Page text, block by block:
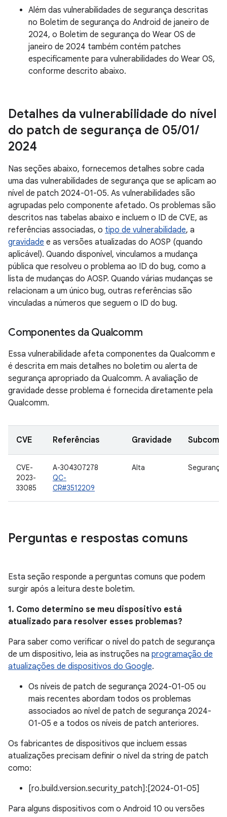
Além das vulnerabilidades de segurança descritas
no Boletim de segurança do Android de janeiro de
2024, o Boletim de segurança do Wear OS de
janeiro de 2024 também contém patches
especificamente para vulnerabilidades do Wear OS,
conforme descrito abaixo.
Detalhes da vulnerabilidade do nível
do patch de segurança de 05/01/
2024
Nas seções abaixo, fornecemos detalhes sobre cada
uma das vulnerabilidades de segurança que se aplicam ao
nível de patch 2024-01-05. As vulnerabilidades são
agrupadas pelo componente afetado. Os problemas são
descritos nas tabelas abaixo e incluem o ID de CVE, as
referências associadas, o tipo de vulnerabilidade, a
gravidade e as versões atualizadas do AOSP (quando
aplicável). Quando disponível, vinculamos a mudança
pública que resolveu o problema ao ID do bug, como a
lista de mudanças do AOSP. Quando várias mudanças se
relacionam a um único bug, outras referências são
vinculadas a números que seguem o ID do bug.
Componentes da Qualcomm
Essa vulnerabilidade afeta componentes da Qualcomm e
é descrita em mais detalhes no boletim ou alerta de
segurança apropriado da Qualcomm. A avaliação de
gravidade desse problema é fornecida diretamente pela
Qualcomm.
CVE Referências Gravidade
CVE-
2023-
33085
A-304307278
QC-
CR#3512209
Alta Segurança
Perguntas e respostas comuns
Esta seção responde a perguntas comuns que podem
surgir após a leitura deste boletim.
1. Como determino se meu dispositivo está
atualizado para resolver esses problemas?
Para saber como verificar o nível do patch de segurança
de um dispositivo, leia as instruções na programação de
atualizações de dispositivos do Google.
Os níveis de patch de segurança 2024-01-05 ou
mais recentes abordam todos os problemas
associados ao nível de patch de segurança 2024-
01-05 e a todos os níveis de patch anteriores.
Os fabricantes de dispositivos que incluem essas
atualizações precisam definir o nível da string de patch
como:
[ro.build.version.security_patch]:[2024-01-05]
Para alguns dispositivos com o Android 10 ou versões